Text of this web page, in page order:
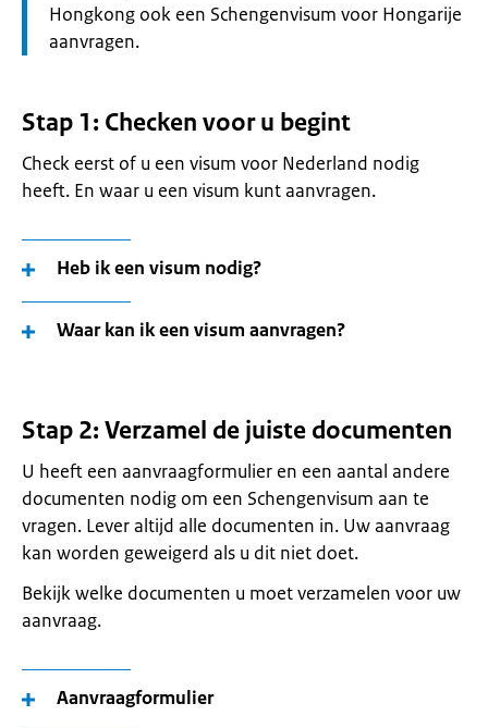
Hongkong ook een Schengenvisum voor Hongarije
aanvragen.
Stap 1: Checken voor u begint
Check eerst of u een visum voor Nederland nodig
heeft. En waar u een visum kunt aanvragen.
Heb ik een visum nodig?
Waar kan ik een visum aanvragen?
Stap 2: Verzamel de juiste documenten
U heeft een aanvraagformulier en een aantal andere
documenten nodig om een Schengenvisum aan te
vragen. Lever altijd alle documenten in. Uw aanvraag
kan worden geweigerd als u dit niet doet.
Bekijk welke documenten u moet verzamelen voor uw
aanvraag.
Aanvraagformulier